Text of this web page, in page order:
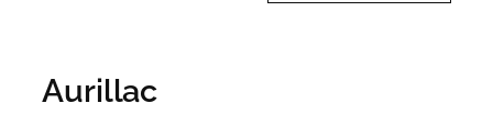
Aurillac